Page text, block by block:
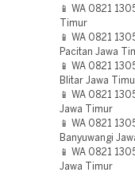
📱 WA 0821
Timur
📱 WA 0821
Pacitan Jawa
📱 WA 0821
Blitar Jawa
📱 WA 0821
Jawa Timur
📱 WA 0821
Banyuwangi
📱 WA 0821
Jawa Timur